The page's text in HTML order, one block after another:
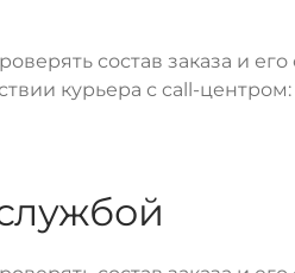
состав заказа и его
курьера с call-